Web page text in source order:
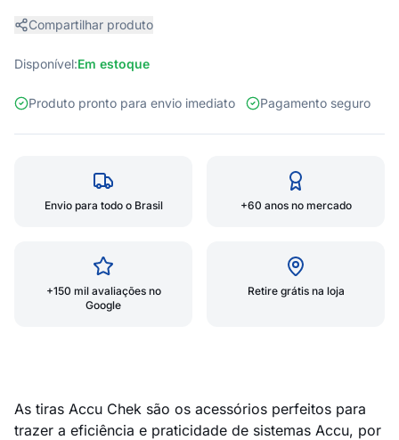
Compartilhar produto
Disponível:Em estoque
Produto pronto para envio imediato Pagamento seguro
Envio para todo o Brasil +60 anos no mercado
+150 mil avaliações no
Google
Retire grátis na loja
As tiras Accu Chek são os acessórios perfeitos para
trazer a eficiência e praticidade de sistemas Accu, por